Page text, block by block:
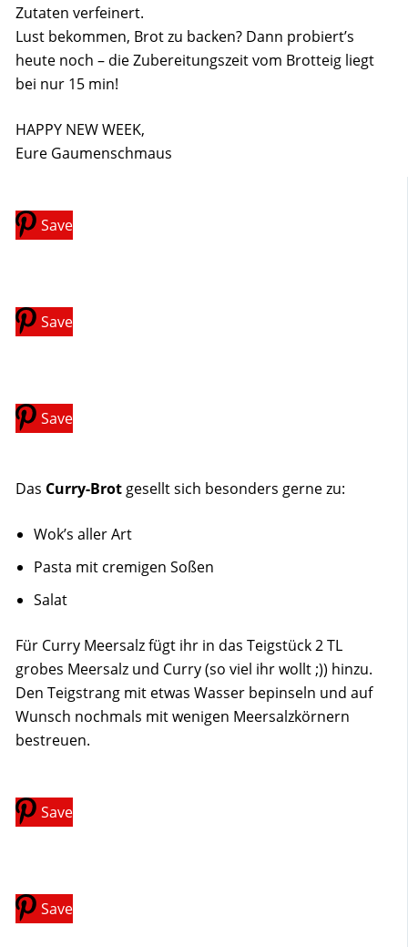
Zutaten verfeinert.
Lust bekommen, Brot zu backen? Dann probiert’s
heute noch – die Zubereitungszeit vom Brotteig liegt
bei nur 15 min!
HAPPY NEW WEEK,
Eure Gaumenschmaus
Save
Save
Save
Das Curry-Brotgesellt sich besonders gerne zu:
Wok’s aller Art
Pasta mit cremigen Soßen
Salat
Für Curry Meersalz fügt ihr in das Teigstück 2 TL
grobes Meersalz und Curry (so viel ihr wollt ;)) hinzu.
Den Teigstrang mit etwas Wasser bepinseln und auf
Wunsch nochmals mit wenigen Meersalzkörnern
bestreuen.
Save
Save